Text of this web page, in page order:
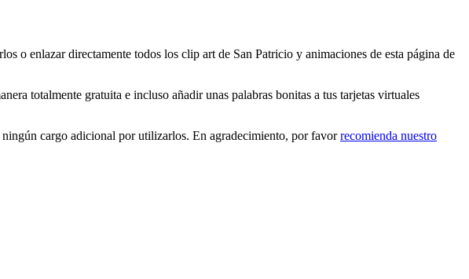
o enlazar directamente todos los clip art de San Patricio y animaciones de esta página de
totalmente gratuita e incluso añadir unas palabras bonitas a tus tarjetas virtuales
cargo adicional por utilizarlos. En agradecimiento, por favorrecomienda nuestro